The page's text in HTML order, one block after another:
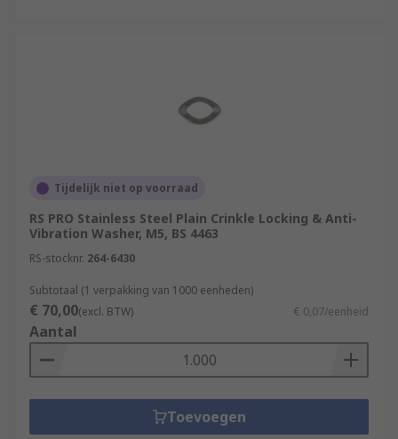
Tijdelijk niet op voorraad
RS PRO Stainless Steel Plain Crinkle Locking & Anti-
Vibration Washer, M5, BS 4463
RS-stocknr. 264-6430
Subtotaal (1 verpakking van 1000 eenheden)
€ 70,00(excl. BTW) € 0,07/eenheid
Aantal
Toevoegen